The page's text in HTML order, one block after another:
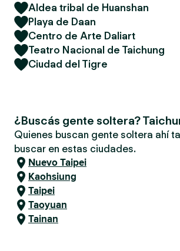
Aldea tribal de Huanshan
Playa de Daan
Centro de Arte Daliart
Teatro Nacional de Taichung
Ciudad del Tigre
¿Buscás gente soltera?
Quienes buscan gente soltera ahí
buscar en estas ciudades.
Nuevo Taipei
Kaohsiung
Taipei
Taoyuan
Tainan